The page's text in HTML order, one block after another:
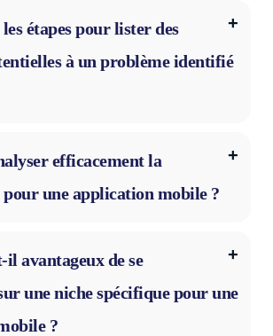
étapes pour lister des
à un problème identifié
efficacement la
une application mobile ?
avantageux de se
une niche spécifique pour une
?